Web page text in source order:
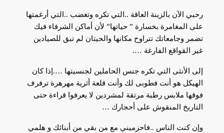
رحبي الآن بالزينة العاقة ..التي تكره وتغضب ..التي أرغمتها
على المغامرة بخسارة ” حياتها” لأن أماكن الشرفاء فيك
تضمر وجامعاتك تتراوح مكانها والحيتان لم تبق للصيادين
غير القواقع الفارغة ….
إلى الأنثى التي تكره جنس الحاملين لجنسيتها ….إذا كان
الهيكل هو أنت فطوبى لك وأنت قلعة أثرية مهرهرة ترفرف
فوقها ملابس رطبة مرتقة لمشردين لا يعرفوا قراءة حتى
التاريخ المنقوش على أحجارك …
وإن كنت الناس ..فاحزميني مع من بقي من أبنائك و هلمي